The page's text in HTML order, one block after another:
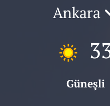
Ankara
Güneşli